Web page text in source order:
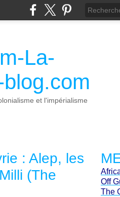
La-
et l'impérialisme
: Alep, les
(The
Off
The